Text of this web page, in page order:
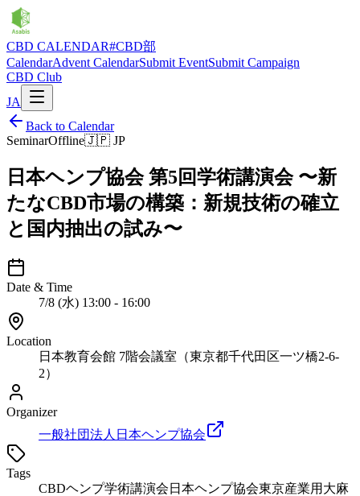
CBD CALENDAR#CBD部
CalendarAdvent CalendarSubmit EventSubmit Campaign
CBD Club
JA
Back to Calendar
SeminarOffline🇯🇵 JP
日本ヘンプ協会 第5回学術講演会 〜新
たなCBD市場の構築：新規技術の確立
と国内抽出の試み〜
Date & Time
7/8 (水) 13:00 - 16:00
Location
日本教育会館 7階会議室（東京都千代田区一ツ橋2-6-
2）
Organizer
一般社団法人日本ヘンプ協会
Tags
CBDヘンプ学術講演会 日本ヘンプ協会東京産業用大麻